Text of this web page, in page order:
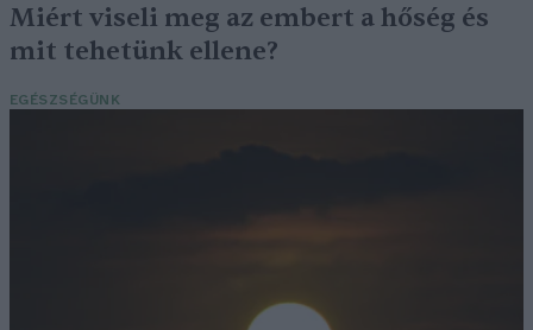
Miért viseli meg az embert a hőség és
mit tehetünk ellene?
EGÉSZSÉGÜNK